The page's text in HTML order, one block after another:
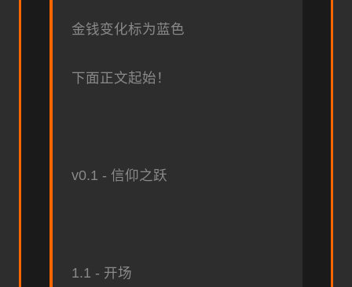
金钱变化标为蓝色
下面正文起始！
v0.1 - 信仰之跃
1.1 - 开场